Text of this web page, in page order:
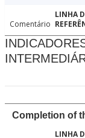
Comentário
Completion of